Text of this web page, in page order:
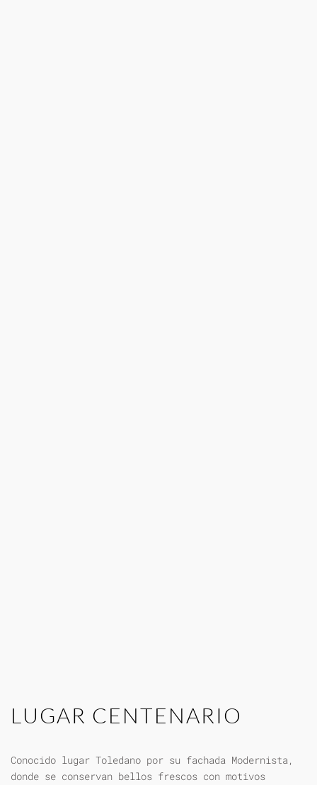
LUGAR CENTENARIO
Conocido lugar Toledano por su fachada Modernista,
donde se conservan bellos frescos con motivos